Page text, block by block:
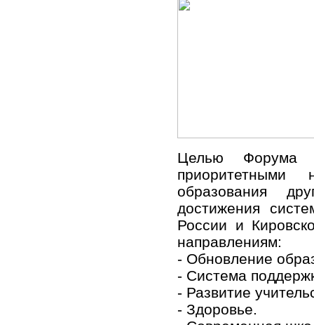
Целью Форума
приоритетными
образования
достижения
России и
направлениям:
- Обновление
- Система
- Развитие
- Здоровье.